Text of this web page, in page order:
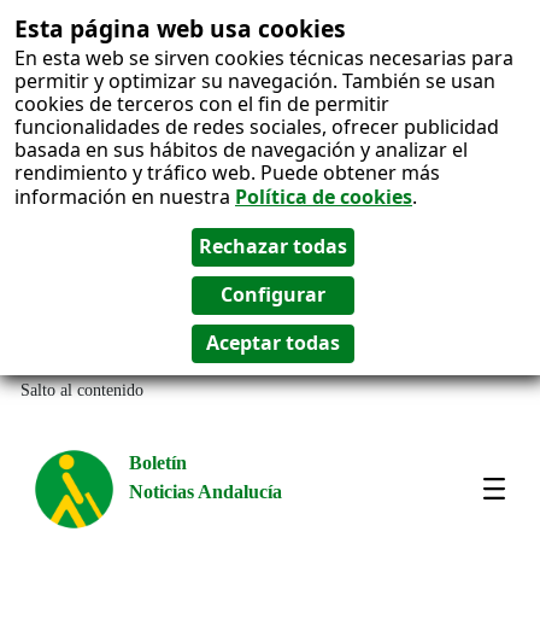
Esta página web usa cookies
En esta web se sirven cookies técnicas necesarias para
permitir y optimizar su navegación. También se usan
cookies de terceros con el fin de permitir
funcionalidades de redes sociales, ofrecer publicidad
basada en sus hábitos de navegación y analizar el
rendimiento y tráfico web. Puede obtener más
información en nuestra Política de cookies.
Salto al contenido
Boletín
Noticias Andalucía